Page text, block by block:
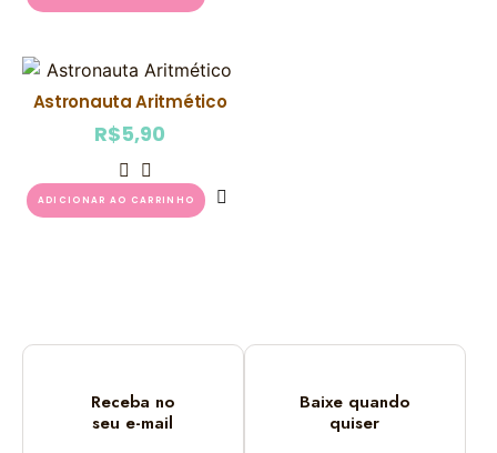
Astronauta Aritmético
R$5,90
ADICIONAR AO CARRINHO
Receba no
seu e-mail
Baixe quando
quiser